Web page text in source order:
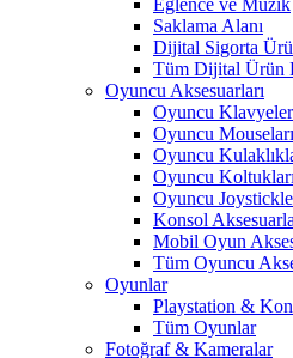
Eğlence ve Müzik
Saklama Alanı
Dijital Sigorta
Tüm Dijital Ürün
Oyuncu Aksesuarları
Oyuncu
Oyuncu Mouseları
Oyuncu
Oyuncu Koltukları
Oyuncu
Konsol
Mobil Oyun
Tüm Oyuncu
Oyunlar
Playstation &
Tüm Oyunlar
Fotoğraf & Kameralar